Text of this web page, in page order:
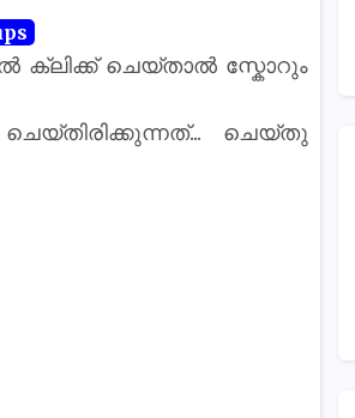
ക്ലിക്ക് ചെയ്താൽ സ്കോറും
ചെയ്തു